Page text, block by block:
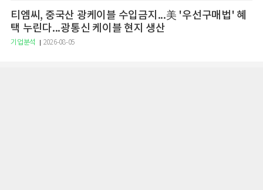
티엠씨, 중국산 광케이블 수입금지...美 '우선구매법' 혜
택 누린다...광통신 케이블 현지 생산
기업분석 2026-08-05